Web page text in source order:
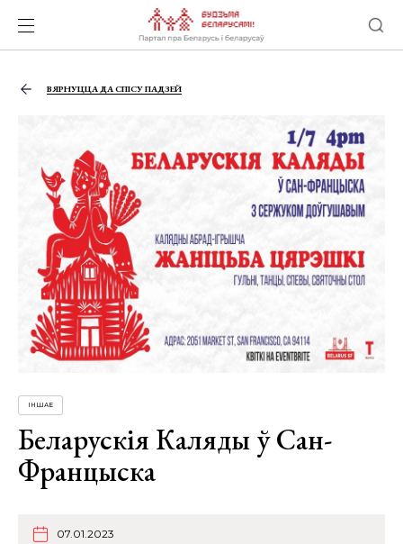
ВЯРНУЦЦА ДА СПІСУ ПАДЗЕЙ
ІНШАЕ
Беларускія Каляды ў Сан-
Францыска
07.01.2023